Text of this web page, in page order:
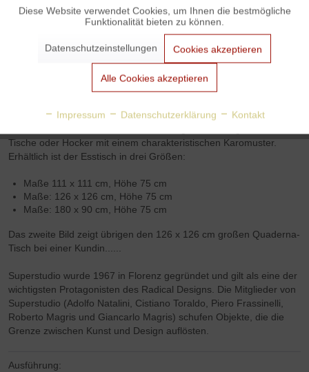
Zanotta 2600 Quaderna Esstisch / Quaderna Dining
Table von Superstudio
Avantgarde-Designkollektiv Superstudio zwischen 1969 und
Tische oder Hocker mit einem charakteristischen Karomuster.
Erhältlich ist der Esstisch in drei Größen:
Maße 111 x 111 cm, Höhe 75 cm
Maße: 126 x 126 cm, Höhe 75 cm
Maße: 180 x 90 cm, Höhe 75 cm
Das zweite Bild zeigt übrigen den 126 x 126 cm großen Quaderna-
Tisch bei einer Kundin......
Superstudio wurde 1967 in Florenz gegründet und gilt als eine der
wichtigsten Protagonisten des Radical Designs. Die Mitglieder von
Superstudio (Adolfo Natalini, Cistiano Toraldo, Piero Frassinelli,
Roberto Magris und Giancarlo Magris) schufen Objekte, die die
Grenze zwischen Kunst und Design auflösten.
Ausführung:
Aktiv
Aktiv
Personalisierung Aktiv
Service Aktiv
Diese Website verwendet Cookies, um Ihnen die bestmögliche
Funktionalität bieten zu können.
Datenschutzeinstellungen Cookies akzeptieren
Alle Cookies akzeptieren
Impressum Datenschutzerklärung Kontakt